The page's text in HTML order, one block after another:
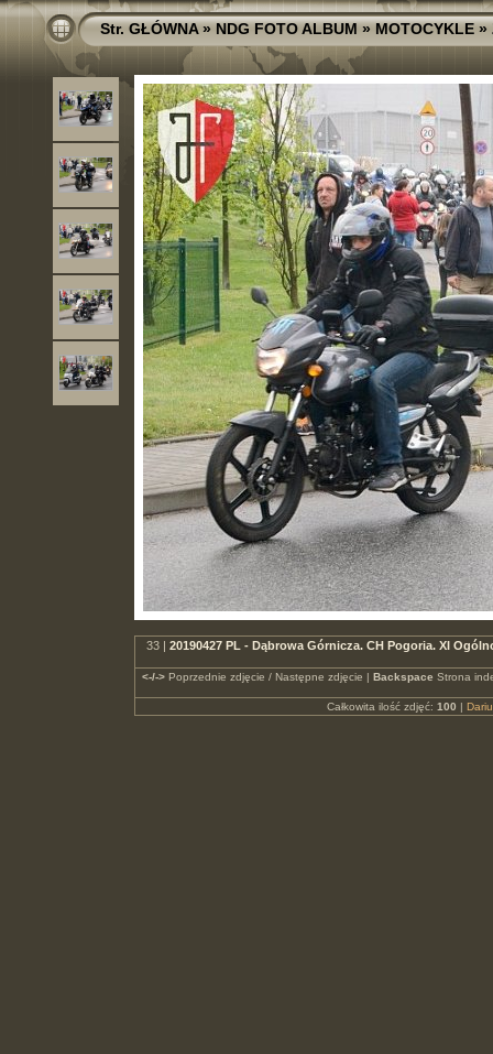
Str. GŁÓWNA»NDG FOTO ALBUM»MOTOCYKLE»
33 | 20190427 PL - Dąbrowa Górnicza. CH Pogoria. XI
<-/->Poprzednie zdjęcie / Następne zdjęcie | Backspace Strona
Całkowita ilość zdjęć: 100 |